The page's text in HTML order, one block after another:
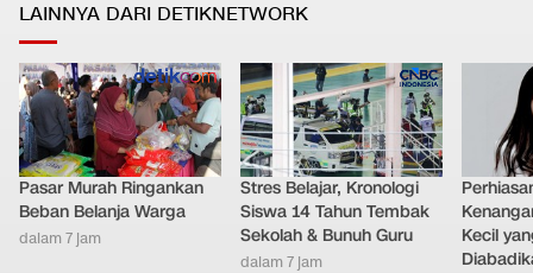
LAINNYA DARI DETIKNETWORK
Pasar Murah Ringankan
Beban Belanja Warga
dalam 7 jam
Stres Belajar, Kronologi
Siswa 14 Tahun Tembak
Sekolah & Bunuh Guru
dalam 7 jam
Kecil